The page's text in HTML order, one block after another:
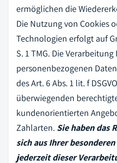
ermöglichen die
Die Nutzung von Cookies
Technologien erfolgt auf
S. 1 TMG. Die Verarbeitung
personenbezogenen
des Art. 6 Abs. 1 lit. f
überwiegenden
kundenorientierten
Zahlarten. Sie haben das
sich aus Ihrer
jederzeit dieser